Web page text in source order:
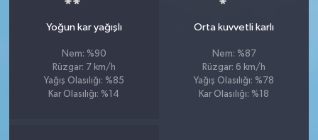
Yoğun kar yağışlı
Nem: %90
Rüzgar: 7 km/h
Yağış Olasılığı: %85
Kar Olasılığı: %14
Orta kuvvetli karlı
Nem: %87
Rüzgar: 6 km/h
Yağış Olasılığı: %78
Kar Olasılığı: %18